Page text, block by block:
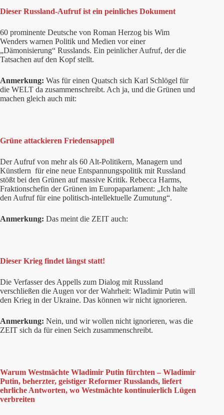
Dieser Russland-Aufruf ist ein peinliches Dokument
60 prominente Deutsche von Roman Herzog bis Wim
Wenders warnen Politik und Medien vor einer
„Dämonisierung“ Russlands. Ein peinlicher Aufruf, der die
Tatsachen auf den Kopf stellt.
Anmerkung: Was für einen Quatsch sich Karl Schlögel für
die WELT da zusammenschreibt. Ach ja, und die Grünen und
machen gleich auch mit:
Grüne attackieren Friedensappell
Der Aufruf von mehr als 60 Alt-Politikern, Managern und
Künstlern für eine neue Entspannungspolitik mit Russland
stößt bei den Grünen auf massive Kritik. Rebecca Harms,
Fraktionschefin der Grünen im Europaparlament: „Ich halte
den Aufruf für eine politisch-intellektuelle Zumutung“.
Anmerkung: Das meint die ZEIT auch:
Dieser Krieg findet längst statt!
Die Verfasser des Appells zum Dialog mit Russland
verschließen die Augen vor der Wahrheit: Wladimir Putin will
den Krieg in der Ukraine. Das können wir nicht ignorieren.
Anmerkung: Nein, und wir wollen nicht ignorieren, was die
ZEIT sich da für einen Seich zusammenschreibt.
Warum Westmächte Wladimir Putin fürchten – Wladimir
Putin, beherzter, geistiger Reformer Russlands, liefert
ehrliche Antworten, wo Westmächte kontinuierlich Lügen
verbreiten